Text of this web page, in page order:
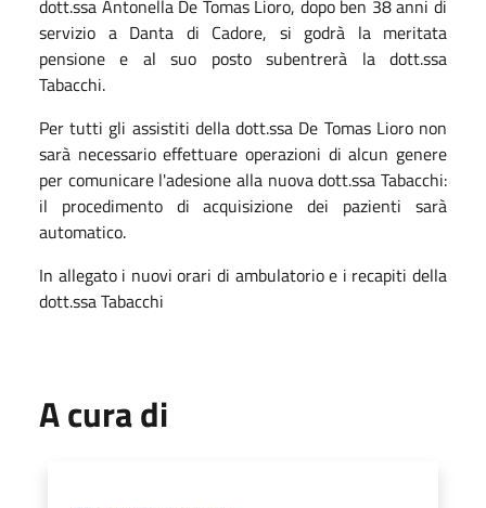
dott.ssa Antonella De Tomas Lioro, dopo ben 38 anni di
servizio a Danta di Cadore, si godrà la meritata
pensione e al suo posto subentrerà la dott.ssa
Tabacchi.
Per tutti gli assistiti della dott.ssa De Tomas Lioro non
sarà necessario effettuare operazioni di alcun genere
per comunicare l'adesione alla nuova dott.ssa Tabacchi:
il procedimento di acquisizione dei pazienti sarà
automatico.
In allegato i nuovi orari di ambulatorio e i recapiti della
dott.ssa Tabacchi
A cura di